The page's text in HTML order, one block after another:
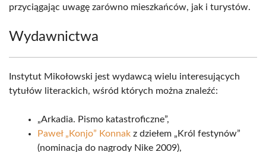
przyciągając uwagę zarówno mieszkańców, jak i turystów.
Wydawnictwa
Instytut Mikołowski jest wydawcą wielu interesujących
tytułów literackich, wśród których można znaleźć:
„Arkadia. Pismo katastroficzne”,
Paweł „Konjo” Konnak z dziełem „Król festynów”
(nominacja do nagrody Nike 2009),